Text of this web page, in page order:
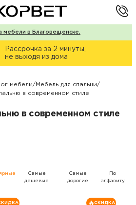
мебели в Благовещенске.
Рассрочка за 2 минуты,
не выходя из дома
мебели/Мебель для спальни/
в современном стиле
в современном стиле
Самые
дешевые
Самые
дорогие
По
алфавиту
СКИДКА